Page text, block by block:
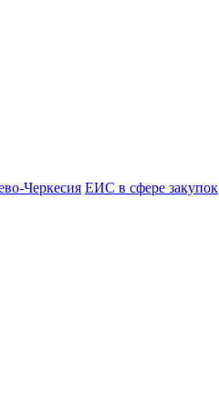
Черкесия ЕИС в сфере закупок